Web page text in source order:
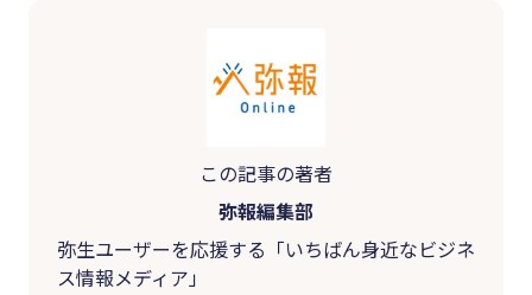
この記事の著者
弥報編集部
弥生ユーザーを応援する「いちばん身近なビジネ
ス情報メディア」